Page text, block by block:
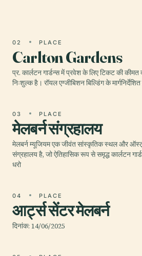
02 PLACE
Carlton Gardens
प्र. कार्लटन गार्डन्स में प्रवेश के लिए टिकट की कीमत
निःशुल्क है। रॉयल एग्जीबिशन बिल्डिंग के
03 PLACE
मेलबर्न संग्रहालय
मेलबर्न म्यूजियम एक जीवंत सांस्कृतिक स्थल और
संग्रहालय है, जो ऐतिहासिक रूप से समृद्ध कार्लटन
धरो
04 PLACE
आर्ट्स सेंटर मेलबर्न
दिनांक: 14/06/2025